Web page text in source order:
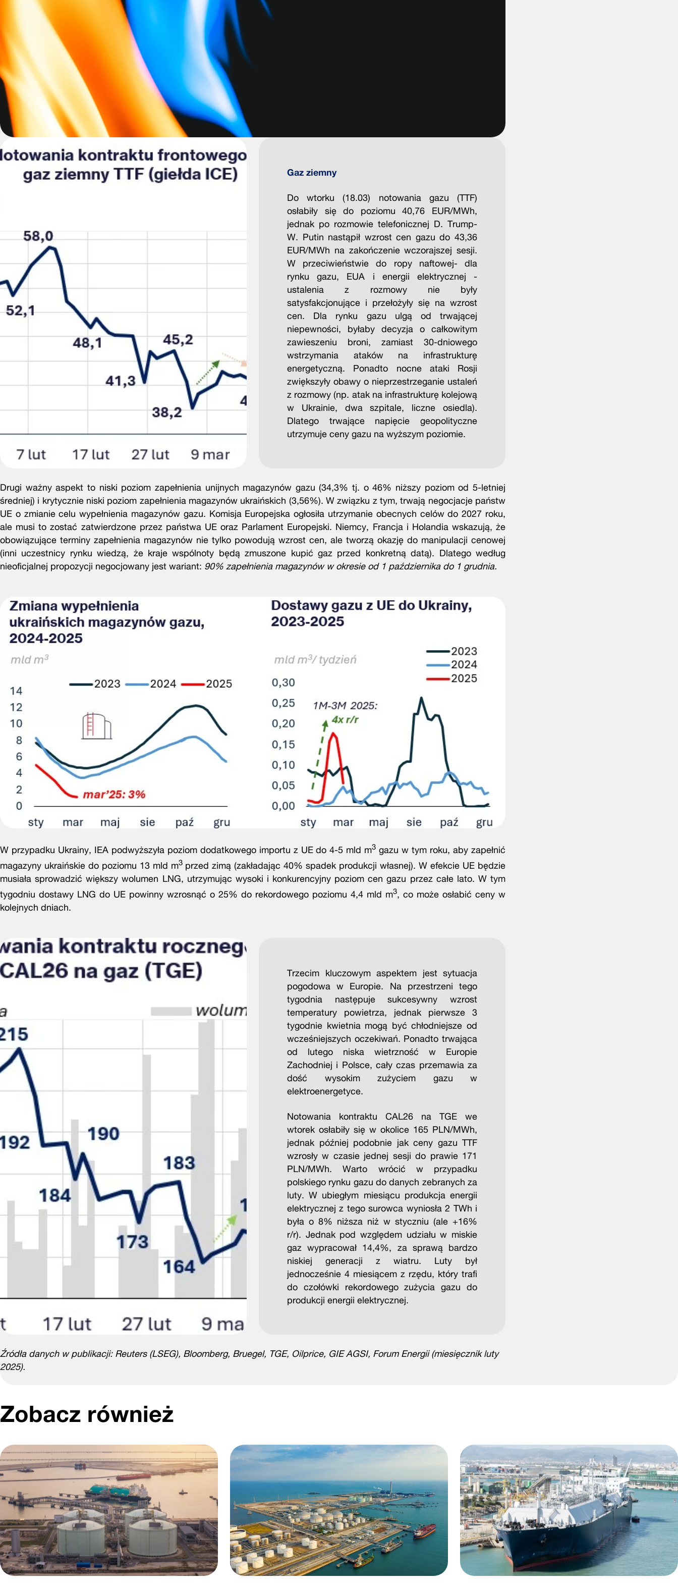
Gaz ziemny
Do wtorku (18.03) notowania gazu (TTF)
osłabiły się do poziomu 40,76 EUR/MWh,
jednak po rozmowie telefonicznej D. Trump-
W. Putin nastąpił wzrost cen gazu do 43,36
EUR/MWh na zakończenie wczorajszej sesji.
W przeciwieństwie do ropy naftowej- dla
rynku gazu, EUA i energii elektrycznej -
ustalenia z rozmowy nie były
satysfakcjonujące i przełożyły się na wzrost
cen. Dla rynku gazu ulgą od trwającej
niepewności, byłaby decyzja o całkowitym
zawieszeniu broni, zamiast 30-dniowego
wstrzymania ataków na infrastrukturę
energetyczną. Ponadto nocne ataki Rosji
zwiększyły obawy o nieprzestrzeganie ustaleń
z rozmowy (np. atak na infrastrukturę kolejową
w Ukrainie, dwa szpitale, liczne osiedla).
Dlatego trwające napięcie geopolityczne
utrzymuje ceny gazu na wyższym poziomie.
Drugi ważny aspekt to niski poziom zapełnienia unijnych magazynów gazu (34,3% tj. o 46% niższy poziom od 5-letniej
średniej) i krytycznie niski poziom zapełnienia magazynów ukraińskich (3,56%). W związku z tym, trwają negocjacje państw
UE o zmianie celu wypełnienia magazynów gazu. Komisja Europejska ogłosiła utrzymanie obecnych celów do 2027 roku,
ale musi to zostać zatwierdzone przez państwa UE oraz Parlament Europejski. Niemcy, Francja i Holandia wskazują, że
obowiązujące terminy zapełnienia magazynów nie tylko powodują wzrost cen, ale tworzą okazję do manipulacji cenowej
(inni uczestnicy rynku wiedzą, że kraje wspólnoty będą zmuszone kupić gaz przed konkretną datą). Dlatego według
nieoficjalnej propozycji negocjowany jest wariant: 90% zapełnienia magazynów w okresie od 1 października do 1 grudnia.
W przypadku Ukrainy, IEA podwyższyła poziom dodatkowego importu z UE do 4-5 mld m3 gazu w tym roku, aby zapełnić
magazyny ukraińskie do poziomu 13 mld m3 przed zimą (zakładając 40% spadek produkcji własnej). W efekcie UE będzie
musiała sprowadzić większy wolumen LNG, utrzymując wysoki i konkurencyjny poziom cen gazu przez całe lato. W tym
tygodniu dostawy LNG do UE powinny wzrosnąć o 25% do rekordowego poziomu 4,4 mld m3, co może osłabić ceny w
kolejnych dniach.
Trzecim kluczowym aspektem jest sytuacja
pogodowa w Europie. Na przestrzeni tego
tygodnia następuje sukcesywny wzrost
temperatury powietrza, jednak pierwsze 3
tygodnie kwietnia mogą być chłodniejsze od
wcześniejszych oczekiwań. Ponadto trwająca
od lutego niska wietrzność w Europie
Zachodniej i Polsce, cały czas przemawia za
dość wysokim zużyciem gazu w
elektroenergetyce.
Notowania kontraktu CAL26 na TGE we
wtorek osłabiły się w okolice 165 PLN/MWh,
jednak później podobnie jak ceny gazu TTF
wzrosły w czasie jednej sesji do prawie 171
PLN/MWh. Warto wrócić w przypadku
polskiego rynku gazu do danych zebranych za
luty. W ubiegłym miesiącu produkcja energii
elektrycznej z tego surowca wyniosła 2 TWh i
była o 8% niższa niż w styczniu (ale +16%
r/r). Jednak pod względem udziału w miskie
gaz wypracował 14,4%, za sprawą bardzo
niskiej generacji z wiatru. Luty był
jednocześnie 4 miesiącem z rzędu, który trafi
do czołówki rekordowego zużycia gazu do
produkcji energii elektrycznej.
Źródła danych w publikacji: Reuters (LSEG), Bloomberg, Bruegel, TGE, Oilprice, GIE AGSI, Forum Energii (miesięcznik luty
2025).
Zobacz również